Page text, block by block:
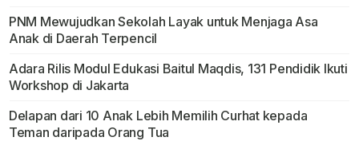
PNM Mewujudkan Sekolah Layak untuk Menjaga Asa
Anak di Daerah Terpencil
Adara Rilis Modul Edukasi Baitul Maqdis, 131 Pendidik Ikuti
Workshop di Jakarta
Delapan dari 10 Anak Lebih Memilih Curhat kepada
Teman daripada Orang Tua